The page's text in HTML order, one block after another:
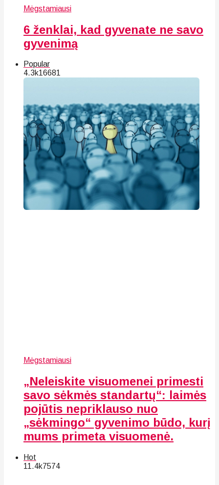
Mėgstamiausi
6 ženklai, kad gyvenate ne savo
gyvenimą
Popular
4.3k16681
Mėgstamiausi
„Neleiskite visuomenei primesti
savo sėkmės standartų“: laimės
pojūtis nepriklauso nuo
„sėkmingo“ gyvenimo būdo, kurį
mums primeta visuomenė.
Hot
11.4k7574